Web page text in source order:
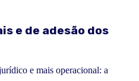
e de adesão dos
e mais operacional: a